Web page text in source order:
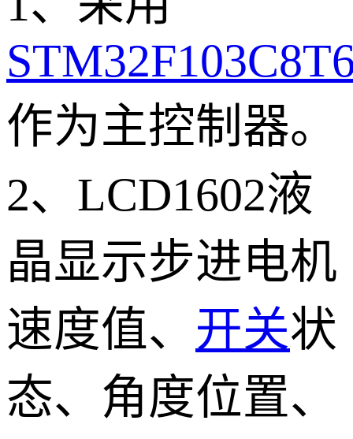
作为主控制器。
2、LCD1602液
晶显示步进电机
速度值、 开关状
态、角度位置、